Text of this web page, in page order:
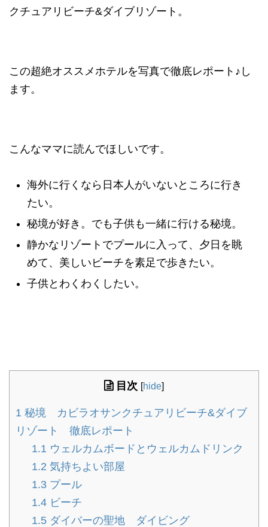
クチュアリビーチ&ダイブリゾート。
この超絶オススメホテルを写真で徹底レポート♪し
ます。
こんなママに読んでほしいです。
海外に行くなら日本人がいないところに行き
たい。
秘境が好き。でも子供も一緒に行ける秘境。
静かなリゾートでプールに入って、夕日を眺
めて、美しいビーチを素足で歩きたい。
子供とわくわくしたい。
目次 [hide]
1 秘境 カビラオサンクチュアリビーチ&ダイブ
リゾート 徹底レポート
1.1 ウェルカムボードとウェルカムドリンク
1.2 気持ちよい部屋
1.3 プール
1.4 ビーチ
1.5 ダイバーの聖地 ダイビング